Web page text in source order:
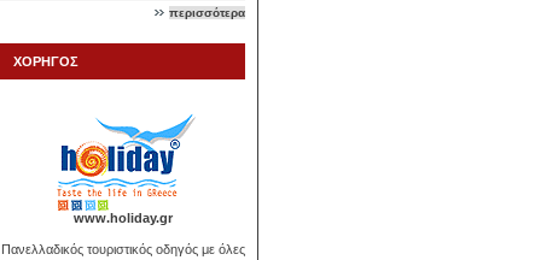
περισσότερα
ΧΟΡΗΓΟΣ
www.holiday.gr
Πανελλαδικός τουριστικός οδηγός με όλες